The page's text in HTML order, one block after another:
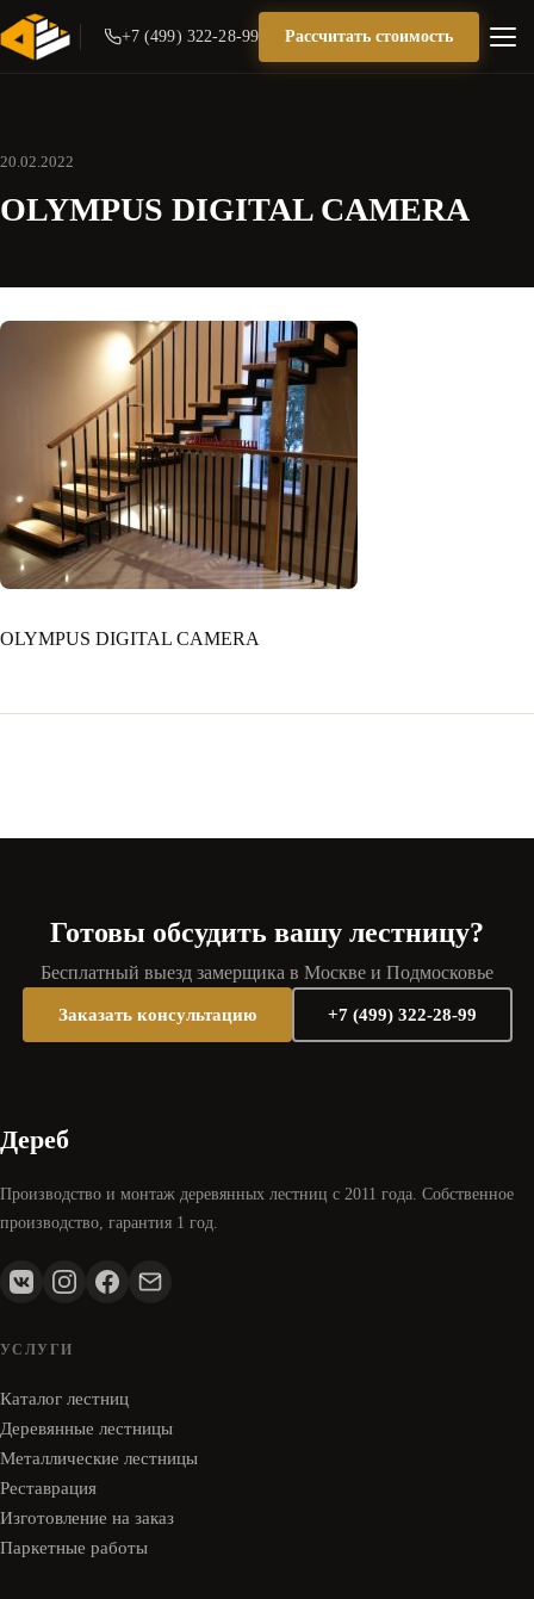
+7 (499) 322-28-99 Рассчитать стоимость
20.02.2022
OLYMPUS DIGITAL CAMERA
OLYMPUS DIGITAL CAMERA
Готовы обсудить вашу лестницу?
Бесплатный выезд замерщика в Москве и Подмосковье
Заказать консультацию +7 (499) 322-28-99
Дереб
Производство и монтаж деревянных лестниц с 2011 года. Собственное
производство, гарантия 1 год.
УСЛУГИ
Каталог лестниц
Деревянные лестницы
Металлические лестницы
Реставрация
Изготовление на заказ
Паркетные работы